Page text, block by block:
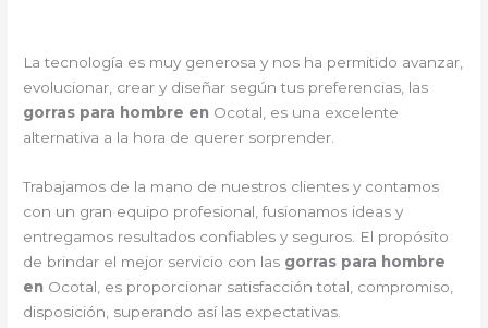
La tecnología es muy generosa y nos ha permitido avanzar,
evolucionar, crear y diseñar según tus preferencias, las
gorras para hombre en Ocotal, es una excelente
alternativa a la hora de querer sorprender.
Trabajamos de la mano de nuestros clientes y contamos
con un gran equipo profesional, fusionamos ideas y
entregamos resultados confiables y seguros. El propósito
de brindar el mejor servicio con las gorras para hombre
en Ocotal, es proporcionar satisfacción total, compromiso,
disposición, superando así las expectativas.